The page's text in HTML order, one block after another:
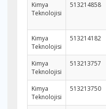
Kimya
Teknolojisi
513214858
Kimya
Teknolojisi
513214182
Kimya
Teknolojisi
513213757
Kimya
Teknolojisi
513213750